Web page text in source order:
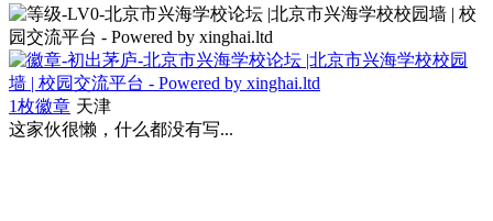
1枚徽章 天津
这家伙很懒，什么都没有写...